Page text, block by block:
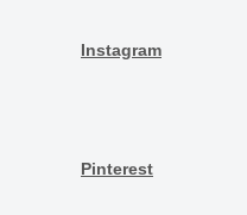
Instagram
Pinterest